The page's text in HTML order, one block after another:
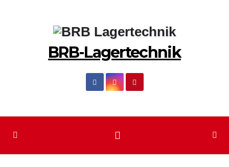
BRB-Lagertechnik